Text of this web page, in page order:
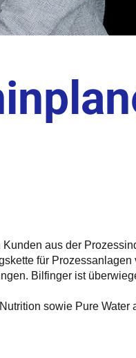
aus der
für
Bilfinger ist
sowie Pure Water